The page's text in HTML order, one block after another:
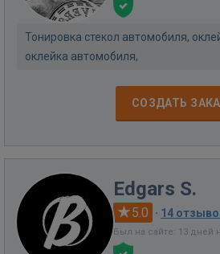
Тонировка стекол автомобиля,
оклейка автомобиля,
СОЗДАТЬ
Edgars S.
5.0 · 14
Был на сайте: 13 дней